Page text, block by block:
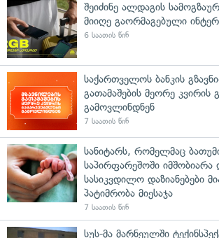
შეიძინე ალდაგის
მიიღე გაორმაგებული
6 საათის წინ
საქართველოს ბანკის
გათამაშების მეორე კვირის
გამოვლინდნენ
7 საათის წინ
სანიტარს, რომელმაც
საპირფარეშოში
სასიკვდილო დაზიანებები
პატიმრობა მიესაჯა
7 საათის წინ
სუს-მა მარნეულში